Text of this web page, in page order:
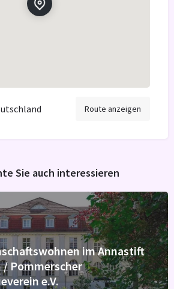
Route anzeigen
Sie auch interessieren
im Annastift
/ Pommerscher
e.V.